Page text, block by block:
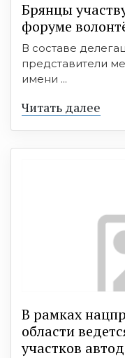
Брянцы
форуме
В составе
представители
имени ...
Читать далее
В рамках
области
участков